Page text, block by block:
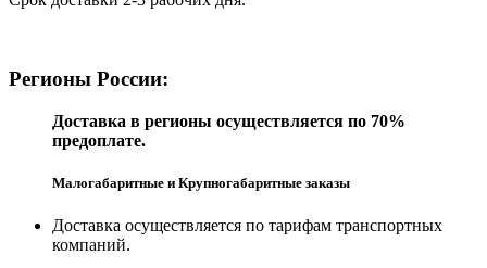
Регионы России:
Доставка в регионы осуществляется по 70%
предоплате.
Малогабаритные и Крупногабаритные заказы
Доставка осуществляется по тарифам транспортных
компаний.